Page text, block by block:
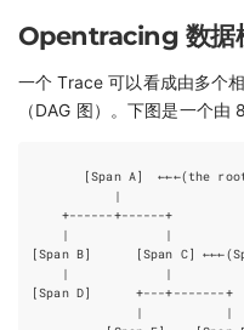
Opentracing 数据
一个 Trace 可以看成由多个
（DAG 图）。下图是一个由
[Span D]      +---+-------+